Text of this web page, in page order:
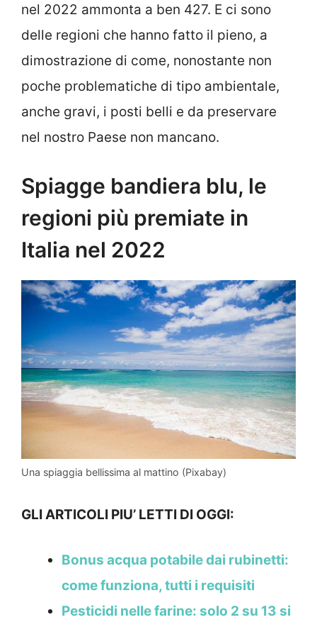
nel 2022 ammonta a ben 427. E ci sono
delle regioni che hanno fatto il pieno, a
dimostrazione di come, nonostante non
poche problematiche di tipo ambientale,
anche gravi, i posti belli e da preservare
nel nostro Paese non mancano.
Spiagge bandiera blu, le
regioni più premiate in
Italia nel 2022
Una spiaggia bellissima al mattino (Pixabay)
GLI ARTICOLI PIU’ LETTI DI OGGI:
Bonus acqua potabile dai rubinetti:
come funziona, tutti i requisiti
Pesticidi nelle farine: solo 2 su 13 si